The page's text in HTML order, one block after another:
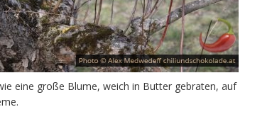
eine große Blume, weich in Butter gebraten, auf